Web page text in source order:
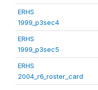
ERHS
1999_p3sec4
ERHS
1999_p3sec5
ERHS
2004_r6_roster_card